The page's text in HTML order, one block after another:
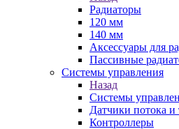
Радиаторы
120 мм
140 мм
Аксессуары для
Пассивные
Системы управления
Назад
Системы
Датчики потока и
Контроллеры